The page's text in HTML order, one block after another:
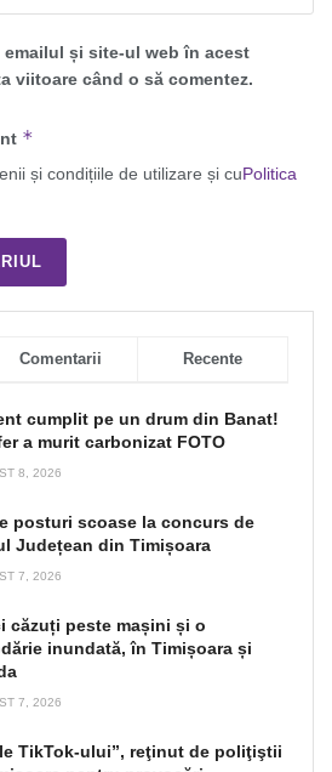
emailul și site-ul web în acest
viitoare când o să comentez.
*
și condițiile de utilizare și cuPolitica
Comentarii Recente
cumplit pe un drum din Banat!
a murit carbonizat FOTO
8, 2026
posturi scoase la concurs de
Județean din Timișoara
7, 2026
căzuți peste mașini și o
inundată, în Timișoara și
7, 2026
TikTok-ului”, reţinut de poliţiştii